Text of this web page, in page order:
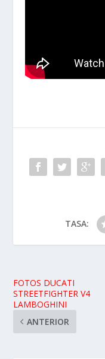
TASA:
FOTOS DUCATI
STREETFIGHTER V4
LAMBOGHINI
ANTERIOR